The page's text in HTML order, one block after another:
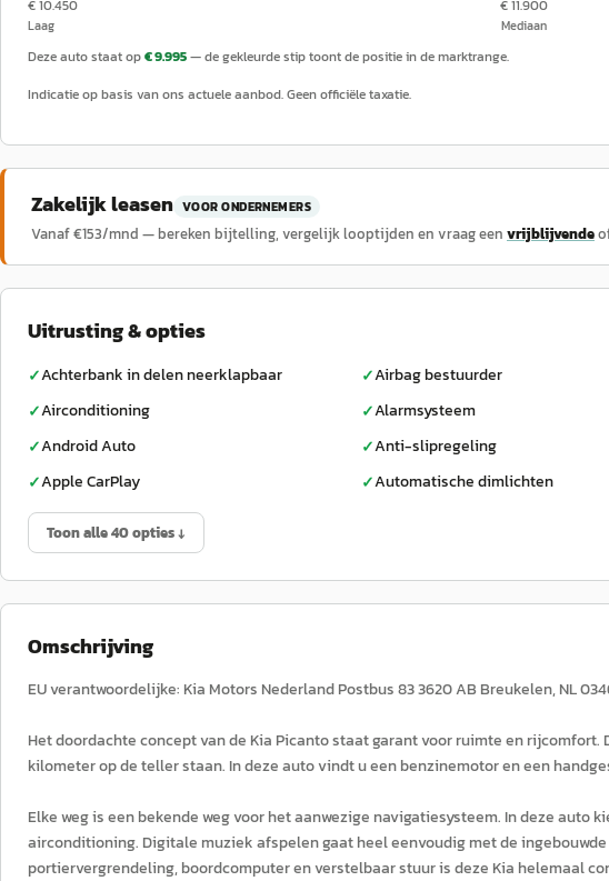
€ 10.450
Laag
€ 11.900
Mediaan
Deze auto staat op€ 9.995— de gekleurde stip toont de positie in de marktrange.
Indicatie op basis van ons actuele aanbod. Geen officiële taxatie.
Zakelijk leasen VOOR ONDERNEMERS
Vanaf €153/mnd — bereken bijtelling, vergelijk looptijden en vraag een vrijblijvende
Uitrusting & opties
✓Achterbank in delen neerklapbaar ✓Airbag bestuurder
✓Airconditioning ✓Alarmsysteem
✓Android Auto ✓Anti-slipregeling
✓Apple CarPlay ✓Automatische dimlichten
Toon alle 40 opties ↓
Omschrijving
EU verantwoordelijke: Kia Motors Nederland Postbus 83 3620 AB Breukelen, NL
Het doordachte concept van de Kia Picanto staat garant voor ruimte en rijcomfort.
kilometer op de teller staan. In deze auto vindt u een benzinemotor en een
Elke weg is een bekende weg voor het aanwezige navigatiesysteem. In deze auto
airconditioning. Digitale muziek afspelen gaat heel eenvoudig met de
portiervergrendeling, boordcomputer en verstelbaar stuur is deze Kia helemaal